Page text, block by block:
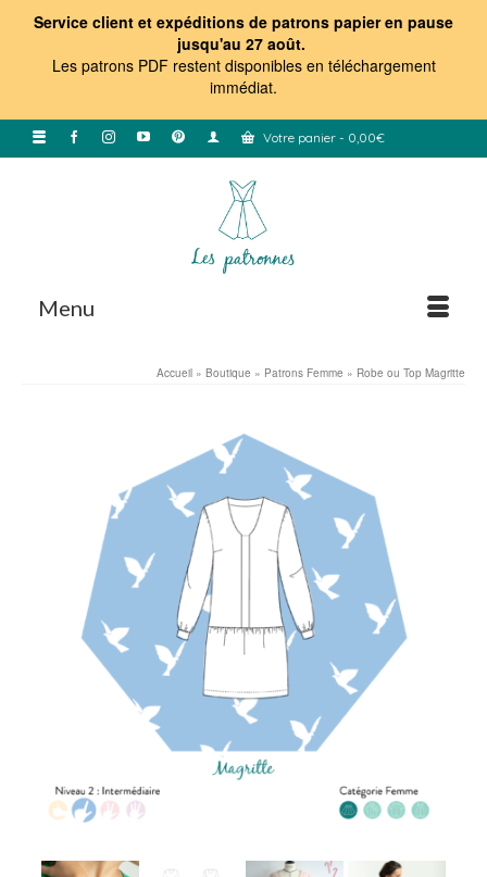
Service client et expéditions de patrons papier en pause
jusqu'au 27 août.
Les patrons PDF restent disponibles en téléchargement
immédiat.
Votre panier - 0,00€
Menu
Accueil » Boutique » Patrons Femme » Robe ou Top Magritte